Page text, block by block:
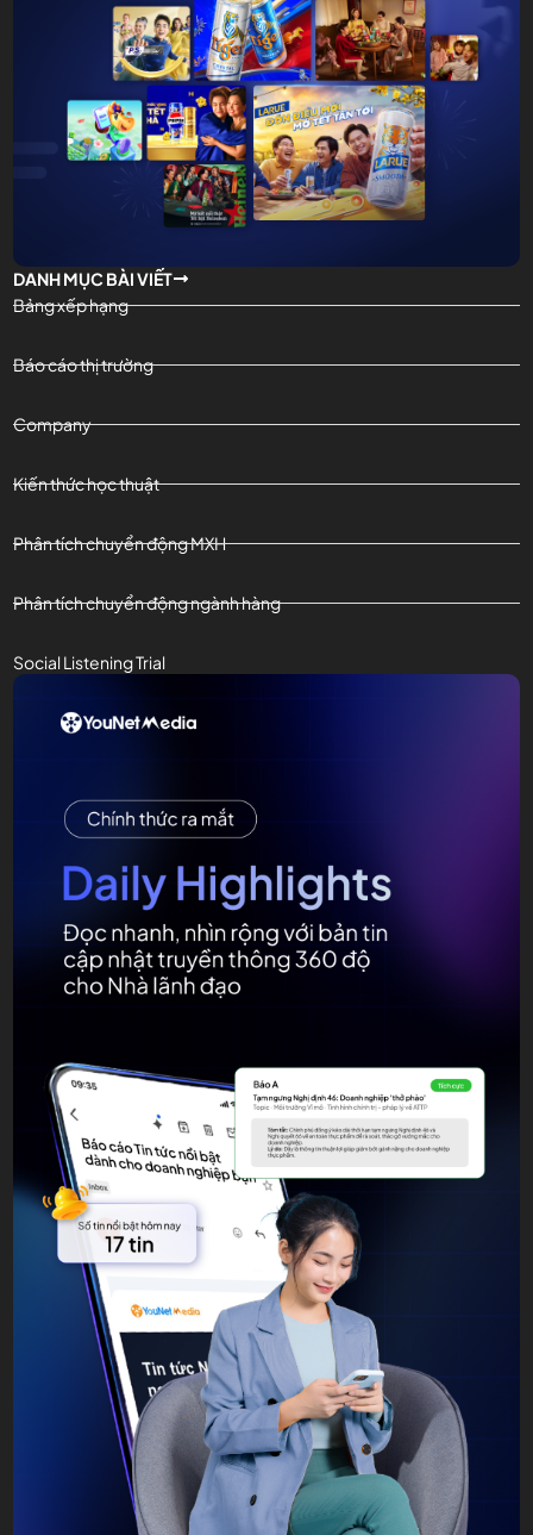
DANH MỤC BÀI VIẾT
Bảng xếp hạng
Báo cáo thị trường
Company
Kiến thức học thuật
Phân tích chuyển động MXH
Phân tích chuyển động ngành hàng
Social Listening Trial